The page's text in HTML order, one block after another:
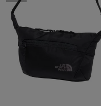
商品が見つからない方は
最近閲覧した商品